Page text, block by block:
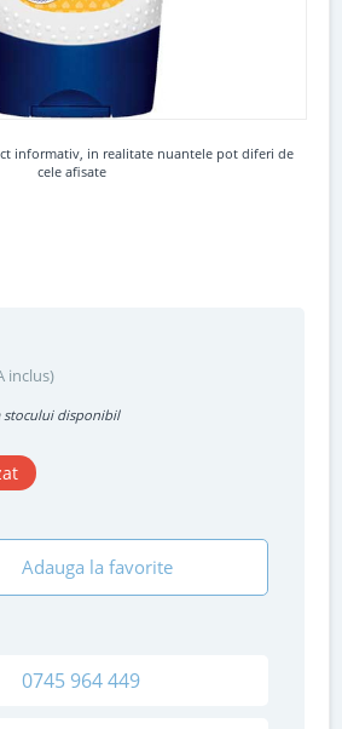
informativ, in realitate nuantele pot diferi de
cele afisate
inclus)
stocului disponibil
Adauga la favorite
0745 964 449